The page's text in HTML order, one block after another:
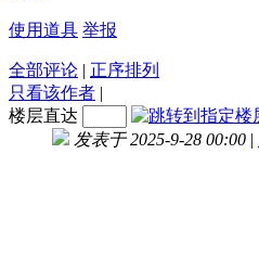
使用道具 举报
全部评论 | 正序排列
只看该作者 |
楼层直达
发表于 2025-9-28 00:00 |